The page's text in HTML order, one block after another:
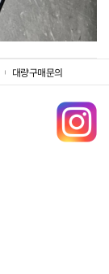
대량구매문의